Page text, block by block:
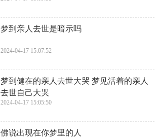
​梦到亲人去世是暗示吗
2024-04-17 15:07:52
​梦到健在的亲人去世大哭 梦见活着的亲人
去世自己大哭
2024-04-17 15:05:50
​佛说出现在你梦里的人